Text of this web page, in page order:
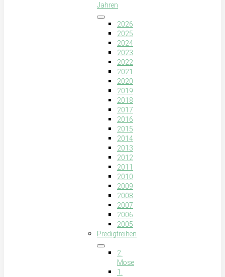
Jahren
2026
2025
2024
2023
2022
2021
2020
2019
2018
2017
2016
2015
2014
2013
2012
2011
2010
2009
2008
2007
2006
2005
Predigtreihen
2.
Mose
1.